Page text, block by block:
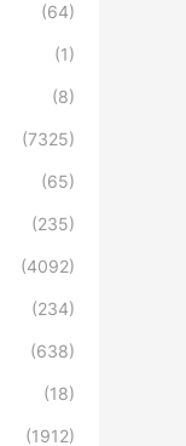
(64)
(1)
(8)
(7325)
(65)
(235)
(4092)
(234)
(638)
(18)
(1912)